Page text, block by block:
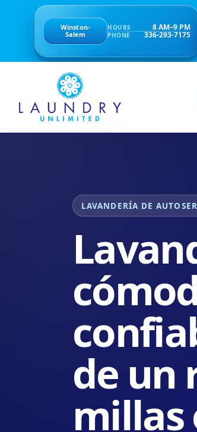
Winston-
Salem
HOURS 8 AM–9 PM
PHONE 336-293-7175
LAVANDERÍA DE
de un
millas